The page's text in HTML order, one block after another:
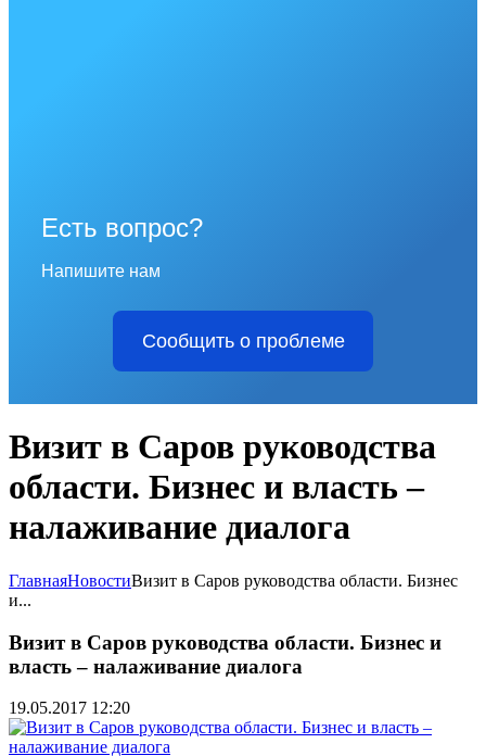
Есть вопрос?
Напишите нам
Сообщить о проблеме
Визит в Саров руководства
области. Бизнес и власть –
налаживание диалога
ГлавнаяНовостиВизит в Саров руководства области. Бизнес
и...
Визит в Саров руководства области. Бизнес и
власть – налаживание диалога
19.05.2017 12:20